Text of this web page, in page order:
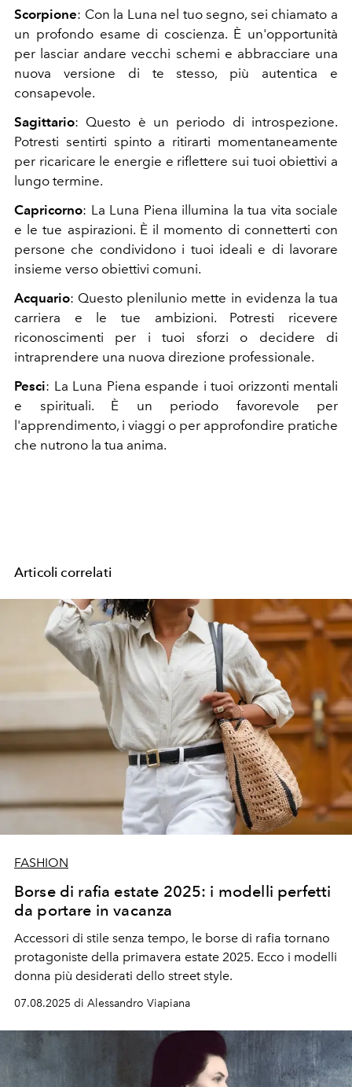
Scorpione: Con la Luna nel tuo segno, sei chiamato a
un profondo esame di coscienza. È un'opportunità
per lasciar andare vecchi schemi e abbracciare una
nuova versione di te stesso, più autentica e
consapevole.
Sagittario: Questo è un periodo di introspezione.
Potresti sentirti spinto a ritirarti momentaneamente
per ricaricare le energie e riflettere sui tuoi obiettivi a
lungo termine.
Capricorno: La Luna Piena illumina la tua vita sociale
e le tue aspirazioni. È il momento di connetterti con
persone che condividono i tuoi ideali e di lavorare
insieme verso obiettivi comuni.
Acquario: Questo plenilunio mette in evidenza la tua
carriera e le tue ambizioni. Potresti ricevere
riconoscimenti per i tuoi sforzi o decidere di
intraprendere una nuova direzione professionale.
Pesci: La Luna Piena espande i tuoi orizzonti mentali
e spirituali. È un periodo favorevole per
l'apprendimento, i viaggi o per approfondire pratiche
che nutrono la tua anima.
Articoli correlati
FASHION
Borse di rafia estate 2025: i modelli perfetti
da portare in vacanza
Accessori di stile senza tempo, le borse di rafia tornano
protagoniste della primavera estate 2025. Ecco i modelli
donna più desiderati dello street style.
07.08.2025 di Alessandro Viapiana